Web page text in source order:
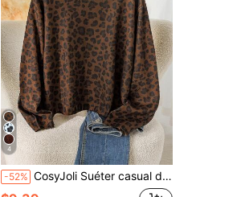
4
-52% CosyJoli Suéter casual de mujer de talla grande con elegante estampado de leopardo francés y gráfico romántico, para otoño/invierno